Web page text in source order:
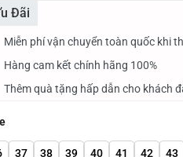
Đãi
Miễn phí vận chuyển toàn quốc khi
Hàng cam kết chính hãng 100%
Thêm quà tặng hấp dẫn cho khách
37 38 39 40 41 42 43